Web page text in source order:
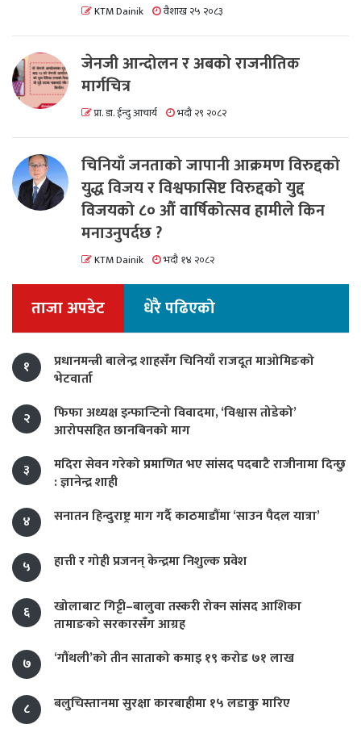
KTM Dainik वैशाख २५ २०८३
जेनजी आन्दोलन र अबको राजनीतिक
मार्गचित्र
प्रा. डा. ईन्दु आचार्य भदौ २९ २०८२
चिनियाँ जनताको जापानी आक्रमण विरुद्दको
युद्ध विजय र विश्वफासिष्ट विरुद्दको युद्द
विजयको ८० औं वार्षिकोत्सव हामीले किन
मनाउनुपर्दछ ?
KTM Dainik भदौ १४ २०८२
ताजा अपडेट धेरै पढिएको
१
प्रधानमन्त्री बालेन्द्र शाहसँग चिनियाँ राजदूत माओमिङको
भेटवार्ता
२
फिफा अध्यक्ष इन्फान्टिनो विवादमा, ‘विश्वास तोडेको’
आरोपसहित छानबिनको माग
३
मदिरा सेवन गरेको प्रमाणित भए सांसद पदबाटै राजीनामा दिन्छु
: ज्ञानेन्द्र शाही
४
सनातन हिन्दुराष्ट्र माग गर्दै काठमाडौंमा ‘साउन पैदल यात्रा’
५ हात्ती र गोही प्रजनन् केन्द्रमा निशुल्क प्रवेश
६
खोलाबाट गिट्टी–बालुवा तस्करी रोक्न सांसद आशिका
तामाङको सरकारसँग आग्रह
७
‘गौंथली’को तीन साताको कमाइ १९ करोड ७१ लाख
८ बलुचिस्तानमा सुरक्षा कारबाहीमा १५ लडाकु मारिए